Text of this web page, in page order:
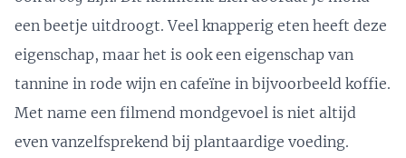
een beetje uitdroogt. Veel knapperig eten heeft deze
eigenschap, maar het is ook een eigenschap van
tannine in rode wijn en cafeïne in bijvoorbeeld koffie.
Met name een filmend mondgevoel is niet altijd
even vanzelfsprekend bij plantaardige voeding.